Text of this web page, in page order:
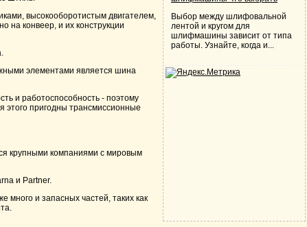
высокооборотистым двигателем,
на конвеер, и их конструкции
элементами является шина
и работоспособность - поэтому
этого пригодны трансмиссионные
крупными компаниями с мировым
и Partner.
и запасных частей, таких как
Выбор между шлифовальной
лентой и кругом для
шлифмашины зависит от типа
работы. Узнайте, когда и...